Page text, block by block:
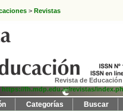
> Revistas
Revista de
https://fh.mdp.edu.ar/revistas/
Categorías Buscar